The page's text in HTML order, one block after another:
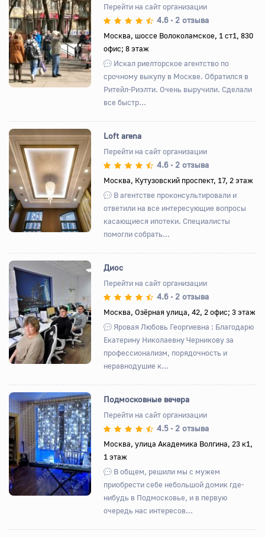
Назад Вперед
Перейти на сайт организации
4.6 • 2 отзыва
Москва, шоссе Волоколамское, 1 ст1, 830
офис; 8 этаж
Искал риелторское агентство по
срочному выкупу в Москве. Обратился в
Ритейл-Риэлти. Очень выручили. Сделали
все быстр...
Назад Вперед
Loft arena
Перейти на сайт организации
4.6 • 2 отзыва
Москва, Кутузовский проспект, 17, 2 этаж
В агентстве проконсультировали и
ответили на все интересующие вопросы
касающиеся ипотеки. Специалисты
помогли собрать...
Назад Вперед
Диос
Перейти на сайт организации
4.6 • 2 отзыва
Москва, Озёрная улица, 42, 2 офис; 3 этаж
Яровая Любовь Георгиевна : Благодарю
Екатерину Николаевну Черникову за
профессионализм, порядочность и
неравнодушие к...
Назад Вперед
Подмосковные вечера
Перейти на сайт организации
4.5 • 2 отзыва
Москва, улица Академика Волгина, 23 к1,
1 этаж
В общем, решили мы с мужем
приобрести себе небольшой домик где-
нибудь в Подмосковье, и в первую
очередь нас интересов...